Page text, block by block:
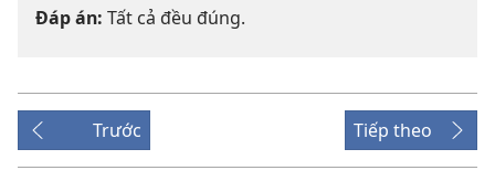
Đáp án: Tất cả đều đúng.
Trước Tiếp theo